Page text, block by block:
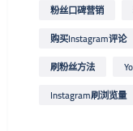
粉丝口碑营销
购买Instagram评论
刷粉丝方法
Instagram刷浏览量